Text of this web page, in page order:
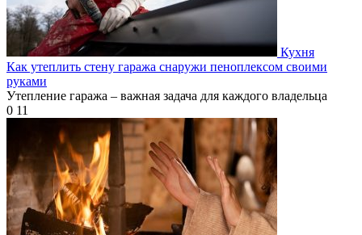
Кухня
Как утеплить стену гаража снаружи пеноплексом своими
руками
Утепление гаража – важная задача для каждого владельца
0 11